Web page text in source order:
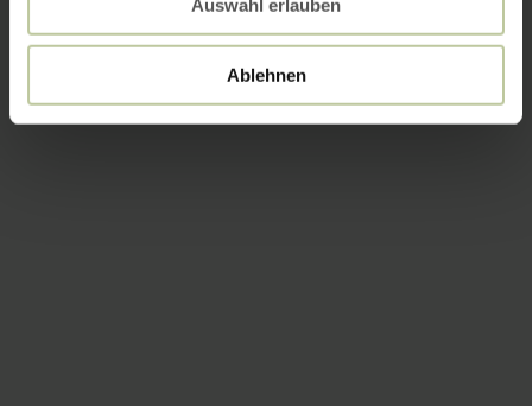
Auswahl erlauben
Ablehnen